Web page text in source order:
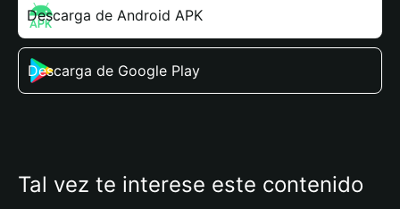
Descarga de Android APK
Descarga de Google Play
Tal vez te interese este contenido